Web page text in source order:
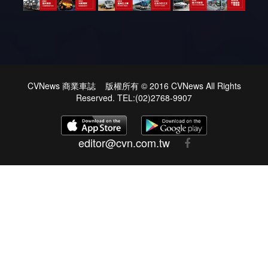
CVNews 商業車誌 版權所有 © 2016 CVNews All Rights
Reserved. TEL:(02)2768-9907
editor@cvn.com.tw